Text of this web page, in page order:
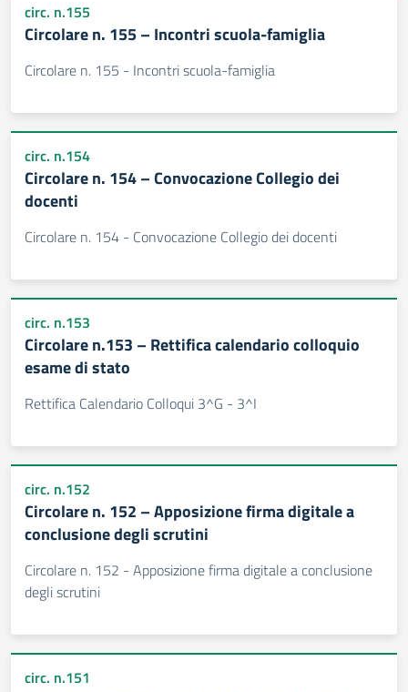
circ. n.155
Circolare n. 155 – Incontri scuola-famiglia
Circolare n. 155 - Incontri scuola-famiglia
circ. n.154
Circolare n. 154 – Convocazione Collegio dei
docenti
Circolare n. 154 - Convocazione Collegio dei docenti
circ. n.153
Circolare n.153 – Rettifica calendario colloquio
esame di stato
Rettifica Calendario Colloqui 3^G - 3^I
circ. n.152
Circolare n. 152 – Apposizione firma digitale a
conclusione degli scrutini
Circolare n. 152 - Apposizione firma digitale a conclusione
degli scrutini
circ. n.151